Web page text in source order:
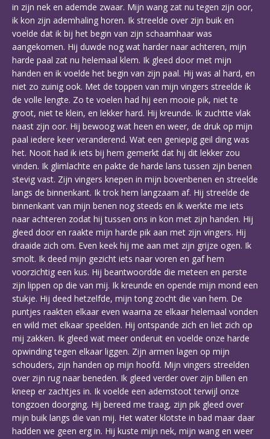
in zijn nek en ademde zwaar. Mijn wang zat nu tegen zijn oor,
ik kon zijn ademhaling horen. Ik streelde over zijn buik en
voelde dat ik bij het begin van zijn schaamhaar was
aangekomen. Hij duwde nog wat harder naar achteren, mijn
harde paal zat nu helemaal klem. Ik gleed door met mijn
handen en ik voelde het begin van zijn paal. Hij was al hard, en
niet zo zuinig ook. Met de toppen van mijn vingers streelde ik
de volle lengte. Zo te voelen had hij een mooie pik, niet te
groot, niet te klein, en lekker hard. Hij kreunde. Ik zuchtte vlak
naast zijn oor. Hij bewoog wat heen en weer, de druk op mijn
paal iedere keer veranderend. Wat een geniepig geil ding was
het. Nooit had ik iets bij hem gemerkt dat hij dit lekker zou
vinden. Ik glimlachte en pakte de harde lans tussen zijn benen
stevig vast. Zijn vingers knepen in mijn bovenbenen en streelde
langs de binnenkant. Ik trok hem langzaam af. Hij streelde de
binnenkant van mijn benen nog steeds en ik werkte me iets
naar achteren zodat hij tussen ons in kon met zijn handen. Hij
gleed door en raakte mijn harde pik aan met zijn vingers. Hij
draaide zich om. Even keek hij me aan met zijn grijze ogen. Ik
smolt. Ik deed mijn gezicht iets naar voren en gaf hem
voorzichtig een kus. Hij beantwoordde die meteen en perste
zijn lippen op die van mij. Ik kreunde en opende mijn mond een
stukje. Hij deed hetzelfde, mijn tong zocht die van hem. De
puntjes raakten elkaar even waarna ze elkaar helemaal vonden
en wild met elkaar speelden. Hij ontspande zich en liet zich op
mij zakken. Ik gleed wat meer onderuit en voelde onze harde
opwinding tegen elkaar liggen. Zijn armen lagen op mijn
schouders, zijn handen op mijn hoofd. Mijn vingers streelden
over zijn rug naar beneden. Ik gleed verder over zijn billen en
kneep er zachtjes in. Ik voelde een ademstoot terwijl onze
tongzoen doorging. Hij bereed me traag, zijn pik gleed over
mijn buik langs die van mij. Het water klotste in bad maar daar
hadden we geen erg in. Hij kuste mijn nek, mijn wang en weer